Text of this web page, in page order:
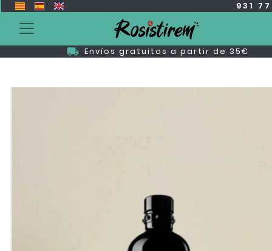
931
Envíos gratuitos a partir de 35€